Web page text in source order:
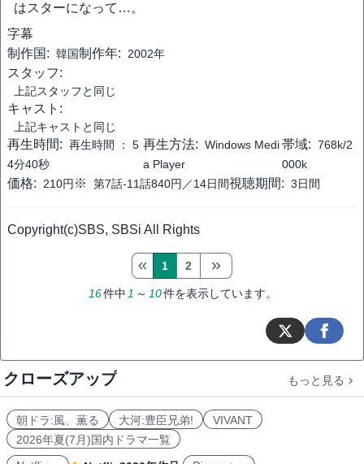
はスターになって…。
字幕
制作国: 韓国制作年: 2002年
スタッフ:
上記スタッフと同じ
キャスト:
上記キャストと同じ
再生時間: 再生時間 ： 5
4分40秒
再生方法: Windows Medi
a Player
帯域: 768k/2
000k
価格: 210円 ※ 第7話-11話840円／14日間視聴期間: 3日間
Copyright(c)SBS, SBSi All Rights
16件中 1 ～ 10件を表示しています。
1 2
クローズアップ もっと見る
朝ドラ:風、薫る 大河:豊臣兄弟!
VIVANT
2026年夏(7月)国内ドラマ一覧